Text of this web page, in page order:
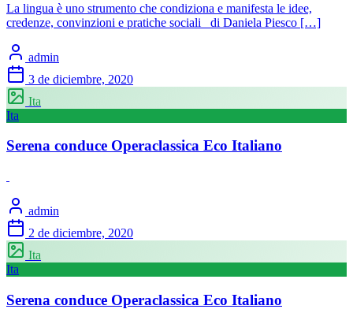
La lingua è uno strumento che condiziona e manifesta le idee,
credenze, convinzioni e pratiche sociali di Daniela Piesco […]
admin
3 de diciembre, 2020
Ita
Ita
Serena conduce Operaclassica Eco Italiano
admin
2 de diciembre, 2020
Ita
Ita
Serena conduce Operaclassica Eco Italiano